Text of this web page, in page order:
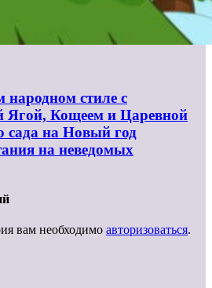
народном стиле с
Ягой, Кощеем и Царевной
сада на Новый год
на неведомых
вам необходимо авторизоваться.